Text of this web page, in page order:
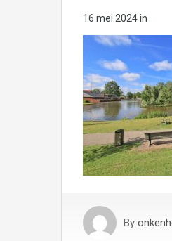
16 mei 2024in
By